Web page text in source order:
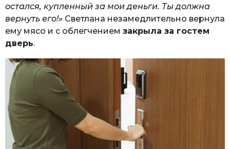
остался, купленный за мои деньги. Ты должна
вернуть его!» Светлана незамедлительно вернула
ему мясо и с облегчением закрыла за гостем
дверь.